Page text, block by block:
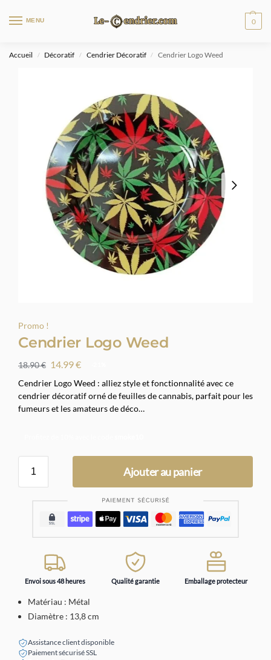
MENU 0
Accueil / Décoratif / Cendrier Décoratif / Cendrier Logo Weed
Promo !
Cendrier Logo Weed
18.90€ 14.99€
Cendrier Logo Weed : alliez style et fonctionnalité avec ce
cendrier décoratif orné de feuilles de cannabis, parfait pour les
fumeurs et les amateurs de déco…
Ajouter au panier
Envoi sous 48 heures Qualité garantie Emballage protecteur
Matériau : Métal
Diamètre : 13,8 cm
Assistance client disponible
Paiement sécurisé SSL